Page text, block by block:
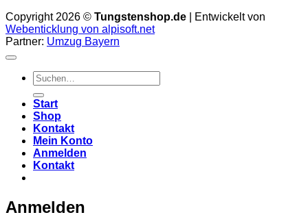
Copyright 2026 © Tungstenshop.de | Entwickelt von
Webenticklung von alpisoft.net
Partner: Umzug Bayern
Suche
nach:
Start
Shop
Kontakt
Mein Konto
Anmelden
Kontakt
Anmelden